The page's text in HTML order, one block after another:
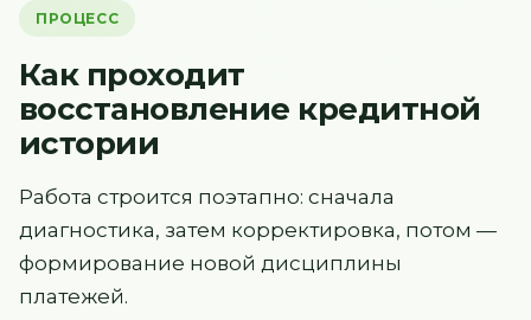
ПРОЦЕСС
Как проходит
восстановление кредитной
истории
Работа строится поэтапно: сначала
диагностика, затем корректировка, потом —
формирование новой дисциплины
платежей.